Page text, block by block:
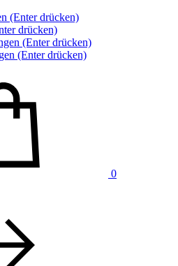
(Enter drücken)
drücken)
(Enter drücken)
(Enter drücken)
0